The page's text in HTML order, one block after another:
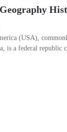
(USA),
is a federal republic